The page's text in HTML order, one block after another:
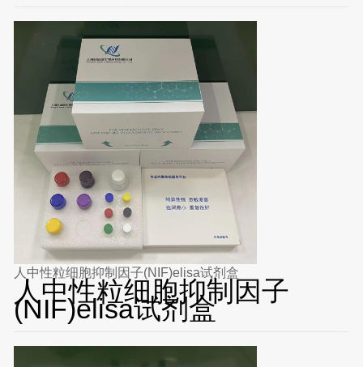
人中性粒细胞抑制因子(NIF)elisa试剂盒
人中性粒细胞抑制因子
(NIF)elisa试剂盒